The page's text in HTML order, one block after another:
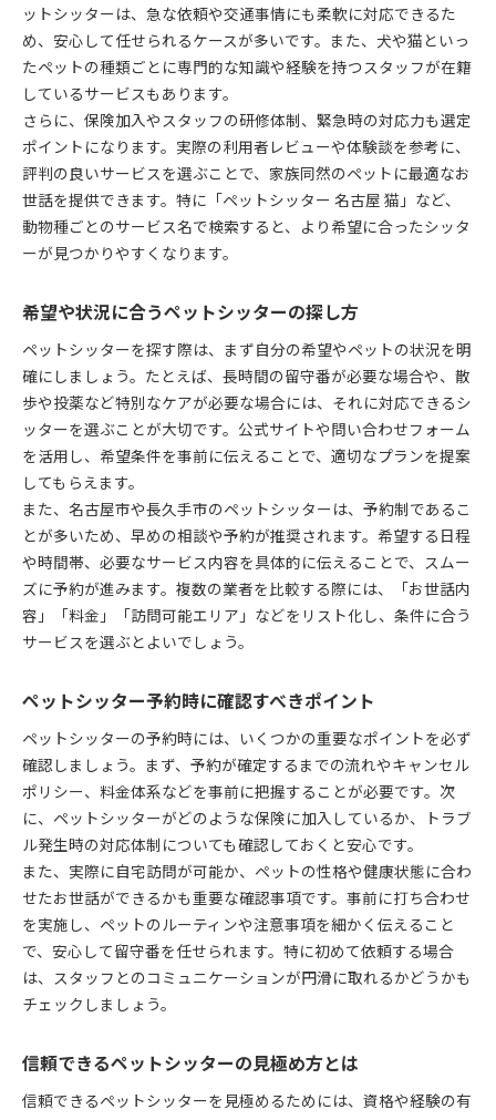
健康状態に配慮したペットシッター依頼術
個別対応が魅力のペットシッター利用法
ペットシッターの料金やサービス比較ガイド
ペットシッター料金体系の基本を理解する
追加料金が発生するケースと注意点
サービス内容別ペットシッター比較の方法
ペットシッター料金と口コミの活用術
見積もり時に押さえたいポイントとは
ットシッターは、急な依頼や交通事情にも柔軟に対応できるた
め、安心して任せられるケースが多いです。また、犬や猫といっ
たペットの種類ごとに専門的な知識や経験を持つスタッフが在籍
しているサービスもあります。
さらに、保険加入やスタッフの研修体制、緊急時の対応力も選定
ポイントになります。実際の利用者レビューや体験談を参考に、
評判の良いサービスを選ぶことで、家族同然のペットに最適なお
世話を提供できます。特に「ペットシッター 名古屋 猫」など、
動物種ごとのサービス名で検索すると、より希望に合ったシッタ
ーが見つかりやすくなります。
希望や状況に合うペットシッターの探し方
ペットシッターを探す際は、まず自分の希望やペットの状況を明
確にしましょう。たとえば、長時間の留守番が必要な場合や、散
歩や投薬など特別なケアが必要な場合には、それに対応できるシ
ッターを選ぶことが大切です。公式サイトや問い合わせフォーム
を活用し、希望条件を事前に伝えることで、適切なプランを提案
してもらえます。
また、名古屋市や長久手市のペットシッターは、予約制であるこ
とが多いため、早めの相談や予約が推奨されます。希望する日程
や時間帯、必要なサービス内容を具体的に伝えることで、スムー
ズに予約が進みます。複数の業者を比較する際には、「お世話内
容」「料金」「訪問可能エリア」などをリスト化し、条件に合う
サービスを選ぶとよいでしょう。
ペットシッター予約時に確認すべきポイント
ペットシッターの予約時には、いくつかの重要なポイントを必ず
確認しましょう。まず、予約が確定するまでの流れやキャンセル
ポリシー、料金体系などを事前に把握することが必要です。次
に、ペットシッターがどのような保険に加入しているか、トラブ
ル発生時の対応体制についても確認しておくと安心です。
また、実際に自宅訪問が可能か、ペットの性格や健康状態に合わ
せたお世話ができるかも重要な確認事項です。事前に打ち合わせ
を実施し、ペットのルーティンや注意事項を細かく伝えること
で、安心して留守番を任せられます。特に初めて依頼する場合
は、スタッフとのコミュニケーションが円滑に取れるかどうかも
チェックしましょう。
信頼できるペットシッターの見極め方とは
信頼できるペットシッターを見極めるためには、資格や経験の有